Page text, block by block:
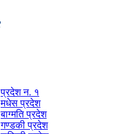
प्रदेश न. १
मधेस प्रदेश
बाग्मति प्रदेश
गण्डकी प्रदेश